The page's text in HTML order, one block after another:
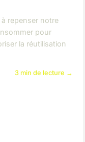
repenser notre
pour
la réutilisation
3 min de lecture →